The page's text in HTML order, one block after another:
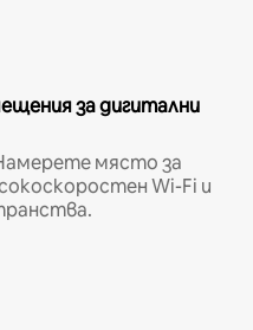
за дигитални
място за
Wi-Fi и